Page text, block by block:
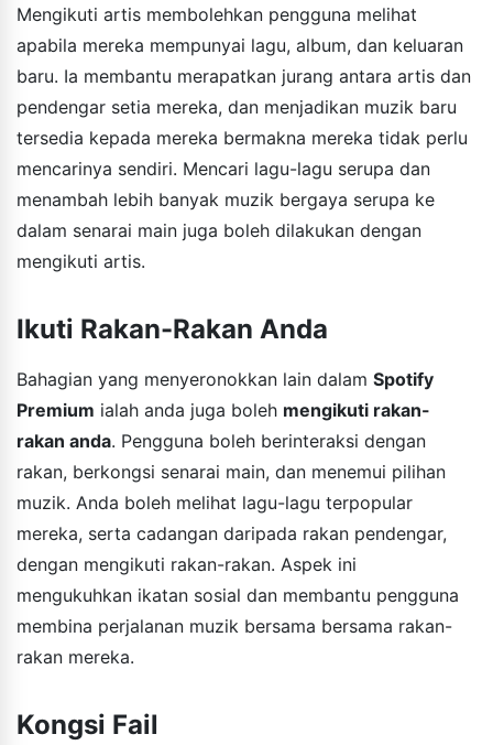
Mengikuti artis membolehkan pengguna melihat
apabila mereka mempunyai lagu, album, dan keluaran
baru. Ia membantu merapatkan jurang antara artis dan
pendengar setia mereka, dan menjadikan muzik baru
tersedia kepada mereka bermakna mereka tidak perlu
mencarinya sendiri. Mencari lagu-lagu serupa dan
menambah lebih banyak muzik bergaya serupa ke
dalam senarai main juga boleh dilakukan dengan
mengikuti artis.
Ikuti Rakan-Rakan Anda
Bahagian yang menyeronokkan lain dalam Spotify
Premium ialah anda juga boleh mengikuti rakan-
rakan anda. Pengguna boleh berinteraksi dengan
rakan, berkongsi senarai main, dan menemui pilihan
muzik. Anda boleh melihat lagu-lagu terpopular
mereka, serta cadangan daripada rakan pendengar,
dengan mengikuti rakan-rakan. Aspek ini
mengukuhkan ikatan sosial dan membantu pengguna
membina perjalanan muzik bersama bersama rakan-
rakan mereka.
Kongsi Fail